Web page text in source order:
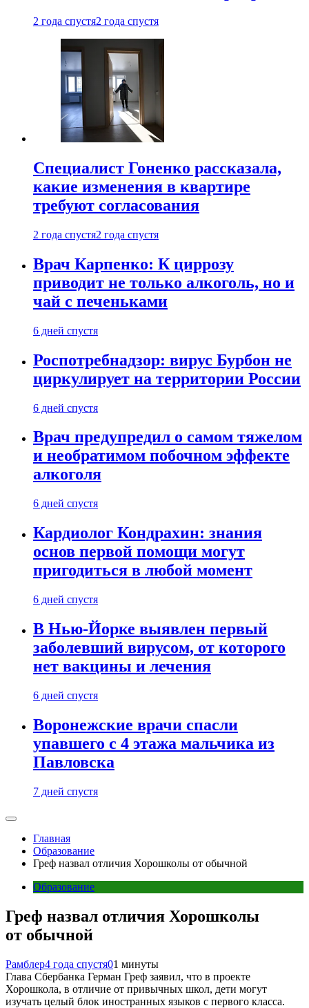
2 года спустя2 года спустя
Специалист Гоненко рассказала,
какие изменения в квартире
требуют согласования
2 года спустя2 года спустя
Врач Карпенко: К циррозу
приводит не только алкоголь, но и
чай с печеньками
6 дней спустя
Роспотребнадзор: вирус Бурбон не
циркулирует на территории России
6 дней спустя
Врач предупредил о самом тяжелом
и необратимом побочном эффекте
алкоголя
6 дней спустя
Кардиолог Кондрахин: знания
основ первой помощи могут
пригодиться в любой момент
6 дней спустя
В Нью-Йорке выявлен первый
заболевший вирусом, от которого
нет вакцины и лечения
6 дней спустя
Воронежские врачи спасли
упавшего с 4 этажа мальчика из
Павловска
7 дней спустя
Главная
Образование
Греф назвал отличия Хорошколы от обычной
Образование
Греф назвал отличия Хорошколы
от обычной
Рамблер4 года спустя01 минуты
Глава Сбербанка Герман Греф заявил, что в проекте
Хорошкола, в отличие от привычных школ, дети могут
изучать целый блок иностранных языков с первого класса.